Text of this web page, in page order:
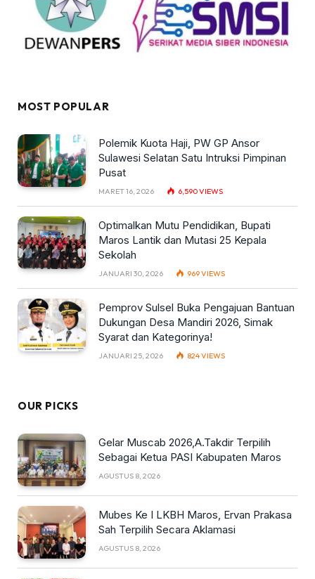
MOST POPULAR
Polemik Kuota Haji, PW GP Ansor
Sulawesi Selatan Satu Intruksi Pimpinan
Pusat
MARET 16, 2026 6,590VIEWS
Optimalkan Mutu Pendidikan, Bupati
Maros Lantik dan Mutasi 25 Kepala
Sekolah
JANUARI 30, 2026 969VIEWS
Pemprov Sulsel Buka Pengajuan Bantuan
Dukungan Desa Mandiri 2026, Simak
Syarat dan Kategorinya!
JANUARI 25, 2026 824VIEWS
OUR PICKS
Gelar Muscab 2026,A.Takdir Terpilih
Sebagai Ketua PASI Kabupaten Maros
AGUSTUS 8, 2026
Mubes Ke I LKBH Maros, Ervan Prakasa
Sah Terpilih Secara Aklamasi
AGUSTUS 8, 2026